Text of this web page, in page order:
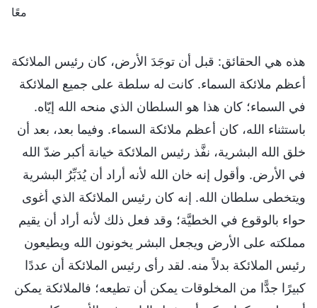
معًا
هذه هي الحقائق: قبل أن توجَدَ الأرض، كان رئيس الملائكة
أعظم ملائكة السماء. كانت له سلطة على جميع الملائكة
في السماء؛ كان هذا هو السلطان الذي منحه الله إيّاه.
باستثناء الله، كان أعظم ملائكة السماء. وفيما بعد، بعد أن
خلق الله البشرية، نفَّذ رئيس الملائكة خيانة أكبر ضدّ الله
في الأرض. وأقول إنه خان الله لأنه أراد أن يُدَبِّرُ البشرية
ويتخطى سلطان الله. إنه كان رئيس الملائكة الذي أغوى
حواء بالوقوع في الخطيَّة؛ وقد فعل ذلك لأنه أراد أن يقيم
مملكته على الأرض ويجعل البشر يخونون الله ويطيعون
رئيس الملائكة بدلاً منه. لقد رأى رئيس الملائكة أن عددًا
كبيرًا جدًّا من المخلوقات يمكن أن تطيعه؛ فالملائكة يمكن